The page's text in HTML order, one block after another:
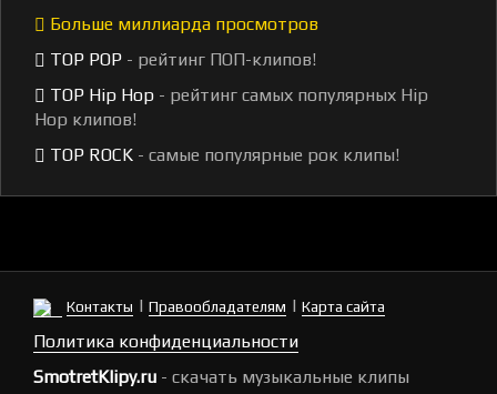
Больше миллиарда просмотров
TOP POP - рейтинг ПОП-клипов!
TOP Hip Hop - рейтинг самых популярных Hip
Hop клипов!
TOP ROCK - самые популярные рок клипы!
Контакты | Правообладателям | Карта сайта
Политика конфиденциальности
SmotretKlipy.ru - скачать музыкальные клипы